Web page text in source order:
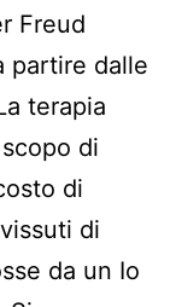
Freud
partire dalle
terapia
di
di
di
da un Io